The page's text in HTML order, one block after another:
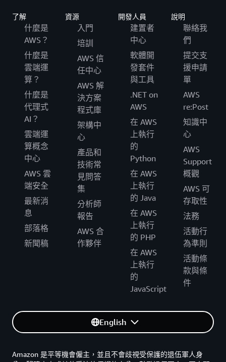
了解
什麼是
AWS？
什麼是
雲端運
算？
什麼是
代理式
AI？
雲端運
算概念
中心
AWS 雲
端安全
最新消
息
部落格
新聞稿
資源
入門
培訓
AWS 信
任中心
AWS 解
決方案
程式庫
架構中
心
產品和
技術常
見問答
集
分析師
報告
AWS 合
作夥伴
開發人員
建置者
中心
軟體開
發套件
與工具
.NET on
AWS
在 AWS
上執行
的
Python
在 AWS
上執行
的 Java
在 AWS
上執行
的 PHP
在 AWS
上執行
的
JavaScript
說明
聯絡我
們
提交支
援申請
單
AWS
re:Post
知識中
心
AWS
Support
概觀
AWS 可
存取性
法務
活動行
為準則
活動條
款與條
件
English
Amazon 是平等機會僱主，並且不會歧視受保護的退伍軍人身